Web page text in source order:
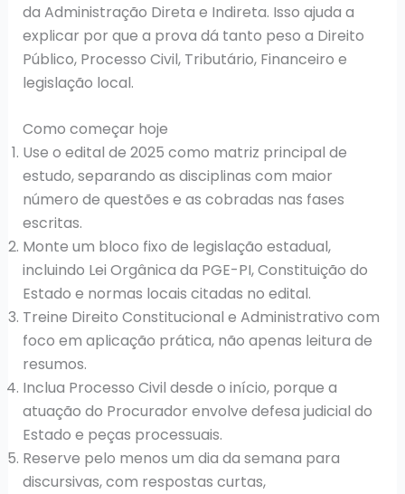
da Administração Direta e Indireta. Isso ajuda a
explicar por que a prova dá tanto peso a Direito
Público, Processo Civil, Tributário, Financeiro e
legislação local.
Como começar hoje
Use o edital de 2025 como matriz principal de
estudo, separando as disciplinas com maior
número de questões e as cobradas nas fases
escritas.
Monte um bloco fixo de legislação estadual,
incluindo Lei Orgânica da PGE-PI, Constituição do
Estado e normas locais citadas no edital.
Treine Direito Constitucional e Administrativo com
foco em aplicação prática, não apenas leitura de
resumos.
Inclua Processo Civil desde o início, porque a
atuação do Procurador envolve defesa judicial do
Estado e peças processuais.
Reserve pelo menos um dia da semana para
discursivas, com respostas curtas,